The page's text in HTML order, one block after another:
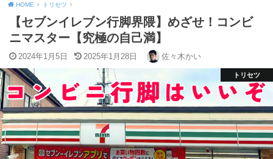
HOME トリセツ
【セブンイレブン行脚界隈】めざせ！コンビ
ニマスター【究極の自己満】
2024年1月5日 2025年1月28日 佐々木かい
トリセツ